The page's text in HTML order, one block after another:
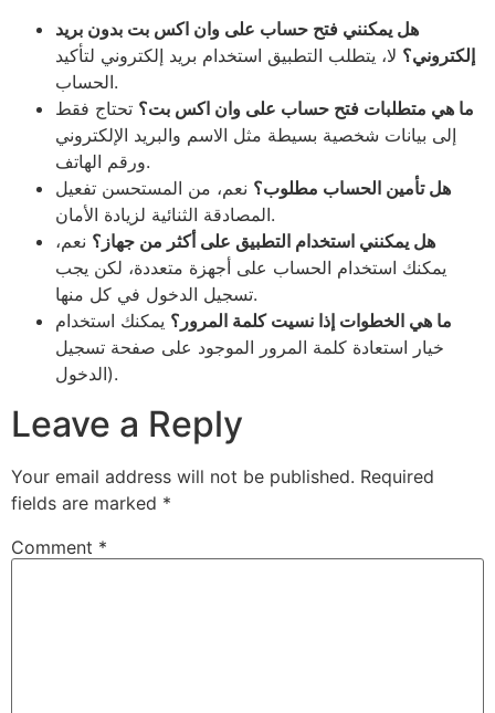
هل يمكنني فتح حساب على وان اكس بت بدون بريد
إلكتروني؟ لا، يتطلب التطبيق استخدام بريد إلكتروني لتأكيد
الحساب.
ما هي متطلبات فتح حساب على وان اكس بت؟ تحتاج فقط
إلى بيانات شخصية بسيطة مثل الاسم والبريد الإلكتروني
ورقم الهاتف.
هل تأمين الحساب مطلوب؟ نعم، من المستحسن تفعيل
المصادقة الثنائية لزيادة الأمان.
هل يمكنني استخدام التطبيق على أكثر من جهاز؟ نعم،
يمكنك استخدام الحساب على أجهزة متعددة، لكن يجب
تسجيل الدخول في كل منها.
ما هي الخطوات إذا نسيت كلمة المرور؟ يمكنك استخدام
خيار استعادة كلمة المرور الموجود على صفحة تسجيل
الدخول).
Leave a Reply
Your email address will not be published. Required
fields are marked *
Comment *